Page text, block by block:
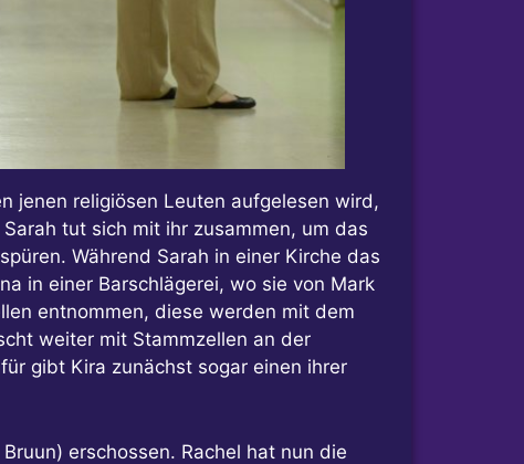
jenen religiösen Leuten aufgelesen wird,
tut sich mit ihr zusammen, um das
Während Sarah in einer Kirche das
in einer Barschlägerei, wo sie von Mark
entnommen, diese werden mit dem
weiter mit Stammzellen an der
gibt Kira zunächst sogar einen ihrer
erschossen. Rachel hat nun die